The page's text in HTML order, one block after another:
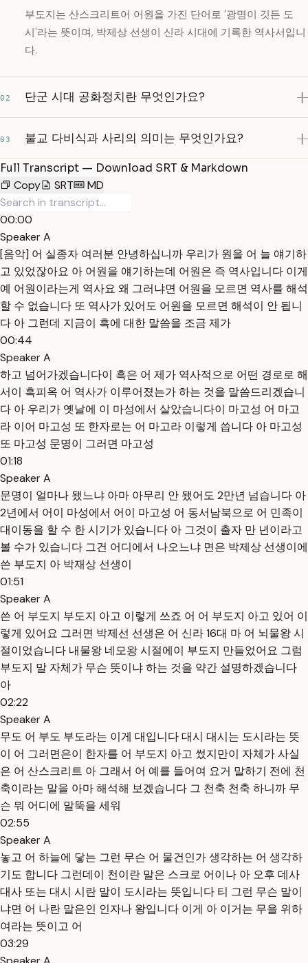
부도지는 산스크리트어 어원을 가진 단어로 '광명이 깃든 도
시'라는 뜻이며, 박제상 선생이 신라 시대에 기록한 역사서입니
다.
02 단군 시대 공화정치란 무엇인가요?
03 불교 다비식과 사리의 의미는 무엇인가요?
Full Transcript — Download SRT & Markdown
Copy
SRT MD
00:00
Speaker A
[음악] 어 실종자 여러분 안녕하십니까 우리가 원을 어 늘 얘기하
고 있었잖아요 아 어원을 얘기하는데 어원은 즉 역사입니다 이게
예 어원이라는게 역사요 왜 그러냐면 어원을 모르면 역사를 해석
할 수 없습니다 또 역사가 있어도 어원을 모르면 해석이 안 됩니
다 아 그런데 지금이 흑에 대한 말씀을 조금 제가
00:44
Speaker A
하고 넘어가겠습니다이 흑은 어 제가 역사적으로 어떤 경로로 해
서이 흑피옥 어 역사가 이루어졌는가 하는 것을 말씀드리겠습니
다 아 우리가 옛날에 이 마성에서 살았습니다이 마고성 어 마고
라 이어 마고성 또 한자로는 어 마고라 이렇게 씁니다 아 마고성
또 마고성 문명이 그러면 마고성
01:18
Speaker A
문명이 얼마나 됐느냐 아마 아무리 안 됐어도 2만년 넘습니다 아
2년에서 어이 마성에서 어이 마고성 어 동서남북으로 어 민족이
대이동을 할 수 한 시기가 있습니다 아 그것이 출자 만 년이라고
볼 수가 있습니다 그건 어디에서 나오느냐 면은 박제상 선생이에
쓴 부도지 아 박재상 선생이
01:51
Speaker A
쓴 어 부도지 부도지 아고 이렇게 쓰죠 어 어 부도지 아고 있어 이
렇게 있어요 그러면 박제선 선생은 어 신라 16대 마 어 뇌물왕 시
절이었습니다 내물왕 네모왕 시절에이 부도지 만들었어요 그럼
부도지 말 자체가 무슨 뜻이냐 하는 것을 약간 설명하겠습니다
아
02:22
Speaker A
무도 어 부도 부도라는 이게 대입니다 대시 대시는 도시라는 뜻
이 어 그러면은이 한자를 어 부도지 아고 썼지만이 자체가 사실
은 어 산스크리트 아 그래서 어 예를 들어여 요거 말하기 전에 천
축이라는 말을 아마 해석해 보겠습니다 그 천축 천축 하니까 무
슨 뭐 어디에 말뚝을 세워
02:55
Speaker A
놓고 어 하늘에 닿는 그런 무슨 어 물건인가 생각하는 어 생각하
기도 합니다 그런데이 천이란 말은 스크로 어이나 아 오후 데사
대사 또는 대시 시란 말이 도시라는 뜻입니다 티 그런 무슨 말이
냐면 어 나란 말은인 인자나 왕입니다 이게 아 이거는 무을 위하
여라는 뜻이고 어
03:29